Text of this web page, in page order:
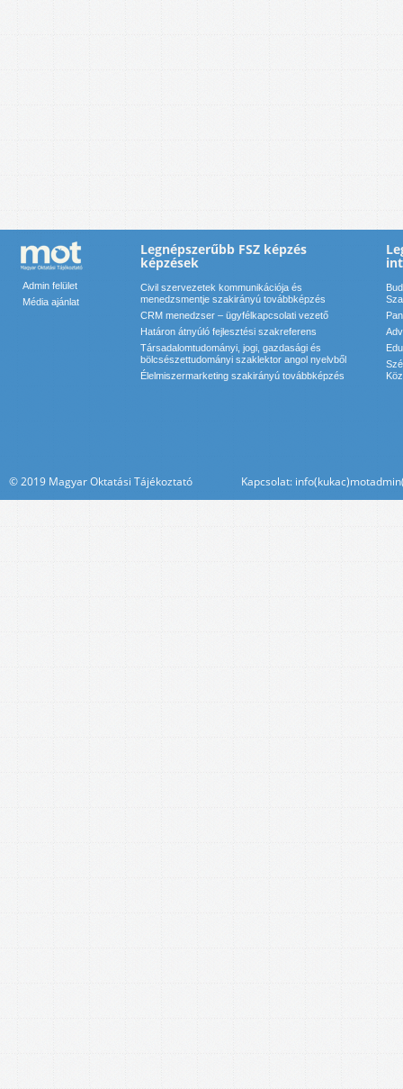
Admin felület
Média ajánlat
Legnépszerűbb FSZ képzés
képzések
Civil szervezetek kommunikációja és
menedzsmentje szakirányú továbbképzés
CRM menedzser – ügyfélkapcsolati vezető
Határon átnyúló fejlesztési szakreferens
Társadalomtudományi, jogi, gazdasági és
bölcsészettudományi szaklektor angol nyelvből
Élelmiszermarketing szakirányú továbbképzés
© 2019 Magyar Oktatási Tájékoztató Kapcsolat: